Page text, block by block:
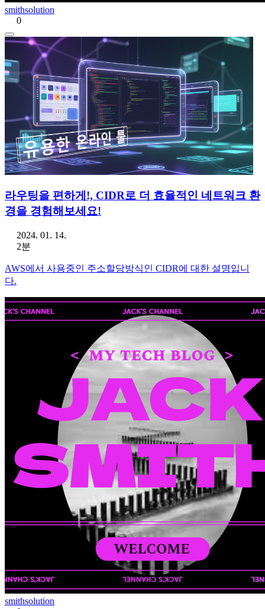
smithsolution
0
라우팅을 편하게!, CIDR로 더 효율적인 네트워크 환
경을 경험해보세요!
2024. 01. 14.
2분
AWS에서 사용중인 주소할당방식인 CIDR에 대한 설명입니
다.
smithsolution